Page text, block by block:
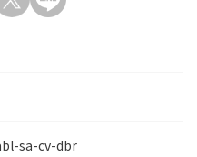
sa-cv-dbr